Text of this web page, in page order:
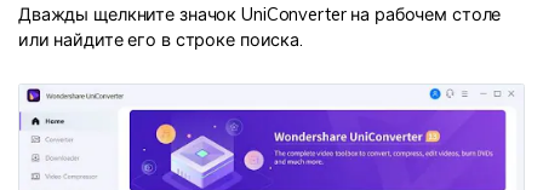
Дважды щелкните значок UniConverter на рабочем столе
или найдите его в строке поиска.